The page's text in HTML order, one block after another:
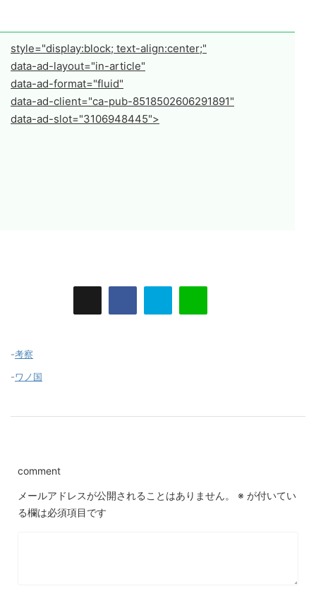
style="display:block; text-align:center;"
data-ad-layout="in-article"
data-ad-format="fluid"
data-ad-client="ca-pub-8518502606291891"
data-ad-slot="3106948445">
-考察
-ワノ国
comment
メールアドレスが公開されることはありません。 ※ が付いてい
る欄は必須項目です